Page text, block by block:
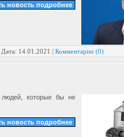
новость подробнее
| Дата: 14.01.2021 Комментарии (0)
людей, которые бы не
новость подробнее